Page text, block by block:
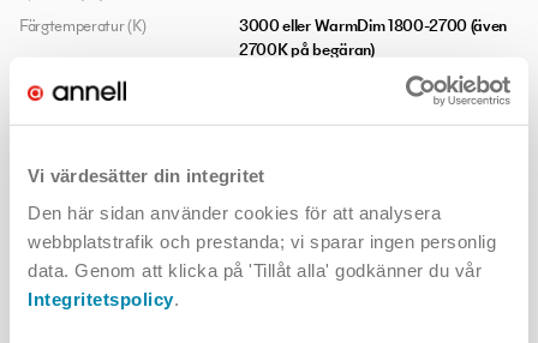
Vi värdesätter din integritet
Den här sidan använder cookies för att analysera
webbplatstrafik och prestanda; vi sparar ingen personlig
data. Genom att klicka på 'Tillåt alla' godkänner du vår
Integritetspolicy.
Färgtemperatur (K)
3000 eller WarmDim 1800-2700 (även
2700K på begäran)
Ljusspridning
Styrning
Förmonterat Dali-don eller utan don för
Något gick fel, försök igen